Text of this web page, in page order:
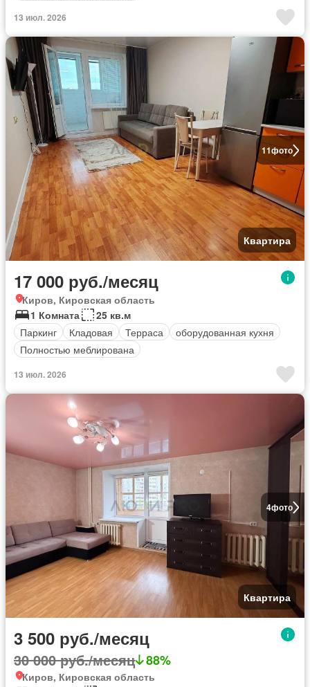
13 июл. 2026
11фото
Квартира
17 000 руб./месяц
Киров, Кировская область
1 Комната
25 кв.м
Паркинг
Кладовая Терраса
оборудованная кухня
Полностью меблирована
13 июл. 2026
4фото
Квартира
3 500 руб./месяц
30 000 руб./месяц 88%
Киров, Кировская область